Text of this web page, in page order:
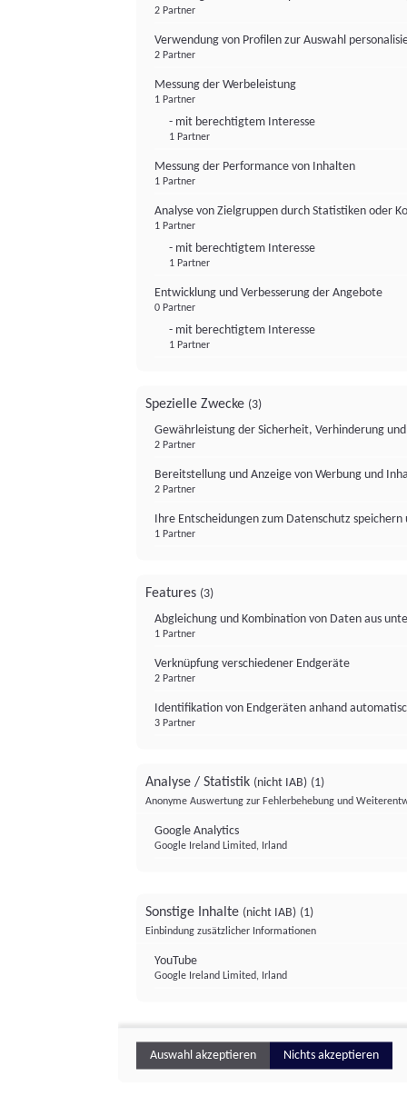
2 Partner
Verwendung von Profilen zur Auswahl
2 Partner
Messung der Werbeleistung
1 Partner
- mit berechtigtem Interesse
1 Partner
Messung der Performance von Inhalten
1 Partner
Analyse von Zielgruppen durch Statistiken oder
1 Partner
- mit berechtigtem Interesse
1 Partner
Entwicklung und Verbesserung der Angebote
0 Partner
- mit berechtigtem Interesse
1 Partner
Spezielle Zwecke (3)
Gewährleistung der Sicherheit, Verhinderung
2 Partner
Bereitstellung und Anzeige von Werbung und
2 Partner
Ihre Entscheidungen zum Datenschutz
1 Partner
Features (3)
Abgleichung und Kombination von Daten aus
1 Partner
Verknüpfung verschiedener Endgeräte
2 Partner
Identifikation von Endgeräten anhand
3 Partner
Analyse / Statistik (nicht IAB) (1)
Anonyme Auswertung zur Fehlerbehebung und
Google Analytics
Google Ireland Limited, Irland
Sonstige Inhalte (nicht IAB) (1)
Einbindung zusätzlicher Informationen
YouTube
Google Ireland Limited, Irland
Auswahl akzeptieren Nichts akzeptieren